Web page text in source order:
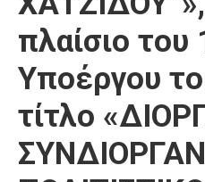
πλαίσιο του
Υποέργου
τίτλο